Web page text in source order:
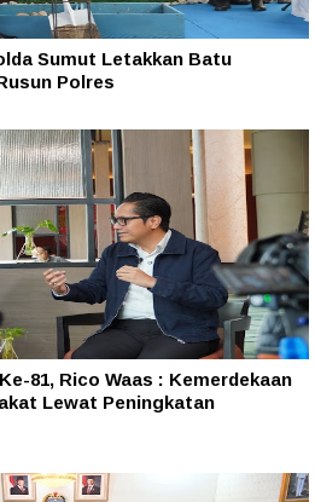
Sumut Letakkan Batu
Polres
81, Rico Waas : Kemerdekaan
Lewat Peningkatan